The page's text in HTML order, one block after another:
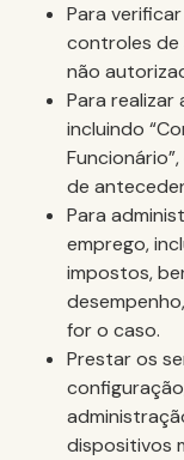
Para
controles de
não
Para
incluindo
de
Para
emprego,
impostos,
for o caso.
Prestar os
dispositivos